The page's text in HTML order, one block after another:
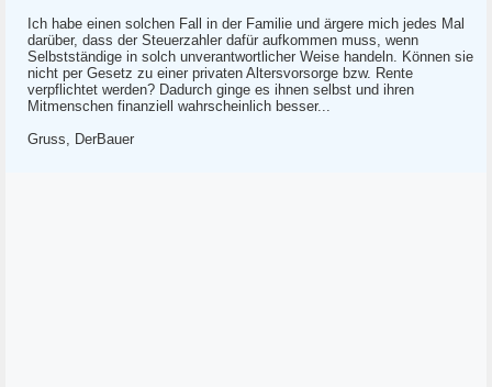
Ich habe einen solchen Fall in der Familie und ärgere mich jedes Mal
darüber, dass der Steuerzahler dafür aufkommen muss, wenn
Selbstständige in solch unverantwortlicher Weise handeln. Können sie
nicht per Gesetz zu einer privaten Altersvorsorge bzw. Rente
verpflichtet werden? Dadurch ginge es ihnen selbst und ihren
Mitmenschen finanziell wahrscheinlich besser...
Gruss, DerBauer